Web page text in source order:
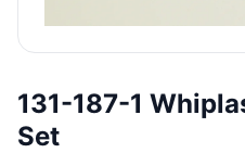
131-187-1
Set